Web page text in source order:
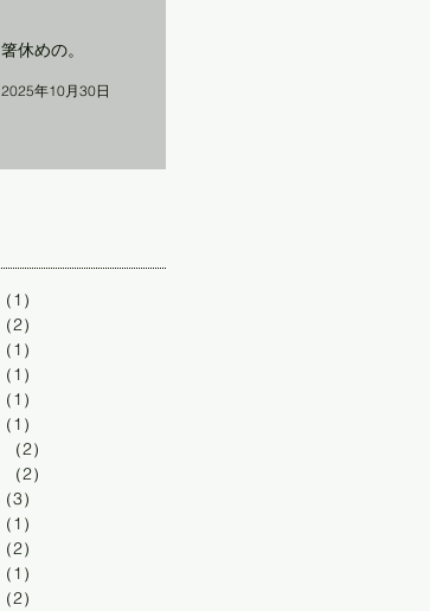
箸休めの。
2025年10月30日
（1）
（2）
（1）
（1）
（1）
（1）
（2）
（2）
（3）
（1）
（2）
（1）
（2）